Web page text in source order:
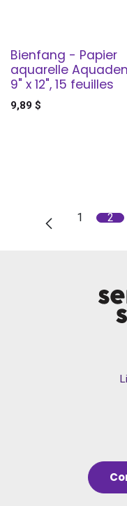
Bienfang - Papier
aquarelle
9" x 12", 15 feuilles
9,89 $
1 2